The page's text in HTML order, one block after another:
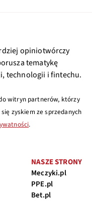
opiniotwórczy
tematykę
technologii i fintechu.
witryn partnerów, którzy
zyskiem ze sprzedanych
.
NASZE STRONY
Meczyki.pl
PPE.pl
Bet.pl